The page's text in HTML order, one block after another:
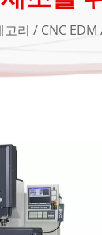
고리 / CNC EDM